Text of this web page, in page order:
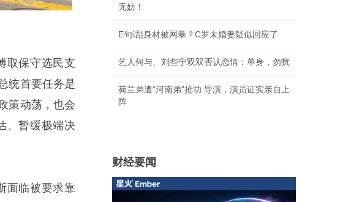
取保守选民支
统首要任务是
策动荡，也会
、暂缓极端决
面临被要求靠
无妨！
E句话|身材被网暴？C罗未婚妻疑似回应了
艺人何与、刘些宁双双否认恋情：单身，勿扰
荷兰弟遭“河南弟”抢功 导演，演员证实亲自上
阵
财经要闻